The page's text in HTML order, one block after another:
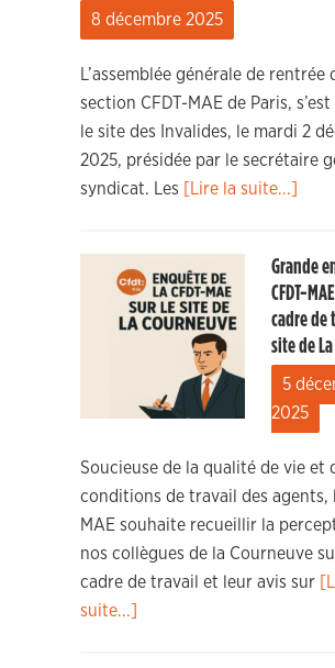
8 décembre 2025
L’assemblée générale de rentrée
section CFDT-MAE de Paris,
le site des Invalides, le mardi 2
2025, présidée par le secrétaire
syndicat. Les
[Lire la suite...]
Grande
CFDT-
cadre de
site de
5
2025
Soucieuse de la qualité de vie et
conditions de travail des agents,
MAE souhaite recueillir la
nos collègues de la Courneuve
cadre de travail et leur avis sur
suite...]